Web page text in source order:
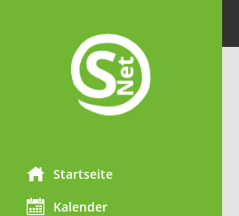
Startseite
Kalender